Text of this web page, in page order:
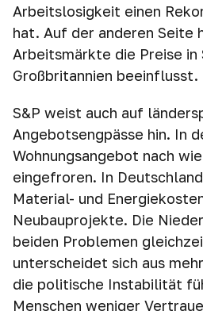
Arbeitslosigkeit einen
hat. Auf der anderen Seite
Arbeitsmärkte die Preise in
Großbritannien beeinflusst.
S&P weist auch auf
Angebotsengpässe hin. In
Wohnungsangebot nach
eingefroren. In
Material- und
Neubauprojekte. Die
beiden Problemen
unterscheidet sich aus
die politische Instabilität
Menschen weniger